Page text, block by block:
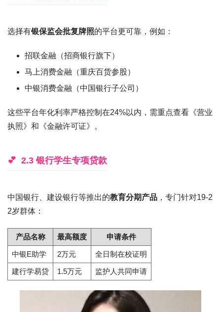
选择有银保监会批复牌照的平台更可靠，例如：
招联金融（招商银行旗下）
马上消费金融（重庆百货参股）
中银消费金融（中国银行子公司）
这些平台年化利率严格控制在24%以内，需重点查看《营业
执照》和《金融许可证》。
2.3 银行学生专项贷款
中国银行、建设银行等推出的教育分期产品 ，专门针对19-2
2岁群体：
产品名称 最高额度 申请条件
中银E助学 2万元 全日制在校证明
建行学易贷 1.5万元 监护人共同申请